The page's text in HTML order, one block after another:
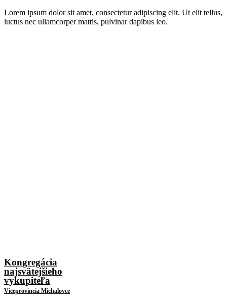
Lorem ipsum dolor sit amet, consectetur adipiscing elit. Ut elit tellus,
luctus nec ullamcorper mattis, pulvinar dapibus leo.
Kongregácia
najsvätejšieho
vykupiteľa
Viceprovincia Michalovce